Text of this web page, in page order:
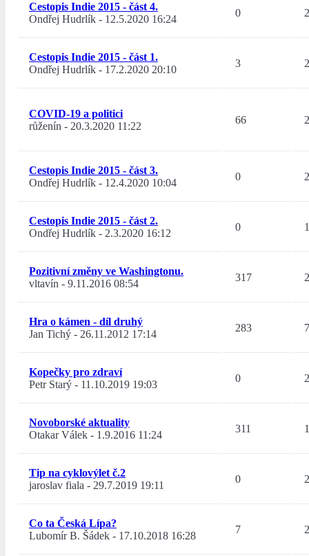
Cestopis Indie 2015 - část 4.
Ondřej Hudrlík - 12.5.2020 16:24
0
Cestopis Indie 2015 - část 1.
Ondřej Hudrlík - 17.2.2020 20:10
3
COVID-19 a politici
růženín - 20.3.2020 11:22
66
Cestopis Indie 2015 - část 3.
Ondřej Hudrlík - 12.4.2020 10:04
0
Cestopis Indie 2015 - část 2.
Ondřej Hudrlík - 2.3.2020 16:12
0
Pozitivní změny ve Washingtonu.
vltavín - 9.11.2016 08:54
317
Hra o kámen - díl druhý
Jan Tichý - 26.11.2012 17:14
283
Kopečky pro zdraví
Petr Starý - 11.10.2019 19:03
0
Novoborské aktuality
Otakar Válek - 1.9.2016 11:24
311
Tip na cyklovýlet č.2
jaroslav fiala - 29.7.2019 19:11
0
Co ta Česká Lípa?
Lubomír B. Šádek - 17.10.2018 16:28
7